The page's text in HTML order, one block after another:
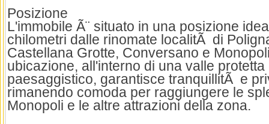
Posizione
L'immobile Ã¨ situato in una posizione
chilometri dalle rinomate localitÃ di
Castellana Grotte, Conversano e
ubicazione, all'interno di una valle
paesaggistico, garantisce tranquillitÃ e
rimanendo comoda per raggiungere le
Monopoli e le altre attrazioni della zona.